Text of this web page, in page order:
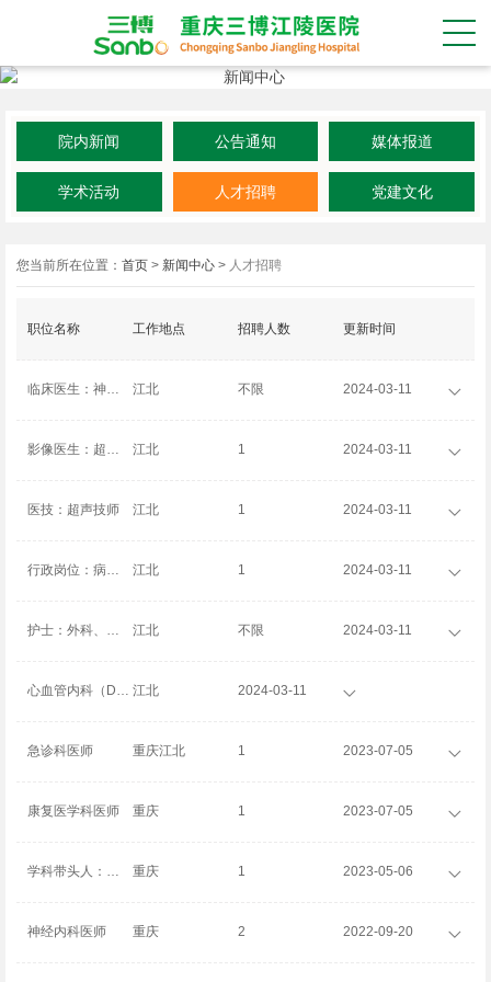
院内新闻 公告通知 媒体报道
学术活动 人才招聘 党建文化
您当前所在位置： 首页 > 新闻中心 > 人才招聘
职位名称 工作地点 招聘人数 更新时间
临床医生：神经外科、神经内科、心内介入、骨科、普外科、泌尿科、重症医学科、消化内科、急诊科、儿科 江北 不限 2024-03-11 
影像医生：超声科 江北 1 2024-03-11 
医技：超声技师 江北 1 2024-03-11 
行政岗位：病案编码主管 江北 1 2024-03-11 
护士：外科、重症医学科、手术麻醉科（介入） 江北 不限 2024-03-11 
心血管内科（DSA）、神经内科（DSA）学科带头人 江北 2024-03-11 
急诊科医师 重庆江北 1 2023-07-05 
康复医学科医师 重庆 1 2023-07-05 
学科带头人：心血管内科（DSA） 重庆 1 2023-05-06 
神经内科医师 重庆 2 2022-09-20 